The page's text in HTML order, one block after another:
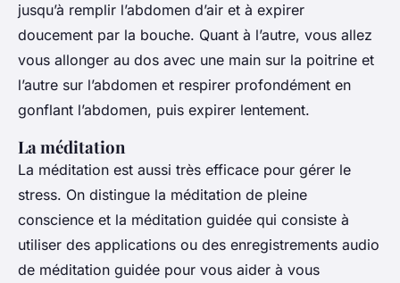
jusqu’à remplir l’abdomen d’air et à expirer
doucement par la bouche. Quant à l’autre, vous allez
vous allonger au dos avec une main sur la poitrine et
l’autre sur l’abdomen et respirer profondément en
gonflant l’abdomen, puis expirer lentement.
La méditation
La méditation est aussi très efficace pour gérer le
stress. On distingue la méditation de pleine
conscience et la méditation guidée qui consiste à
utiliser des applications ou des enregistrements audio
de méditation guidée pour vous aider à vous